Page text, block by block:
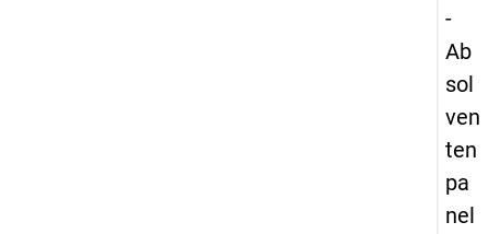
-
Ab
sol
ven
ten
pa
nel